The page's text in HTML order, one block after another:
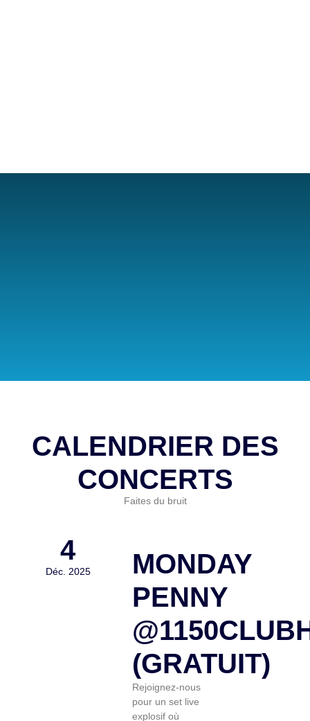
CALENDRIER DES
CONCERTS
Faites du bruit
4
Déc. 2025
MONDAY
PENNY
(GRATUIT)
Rejoignez-nous
pour un set live
explosif où